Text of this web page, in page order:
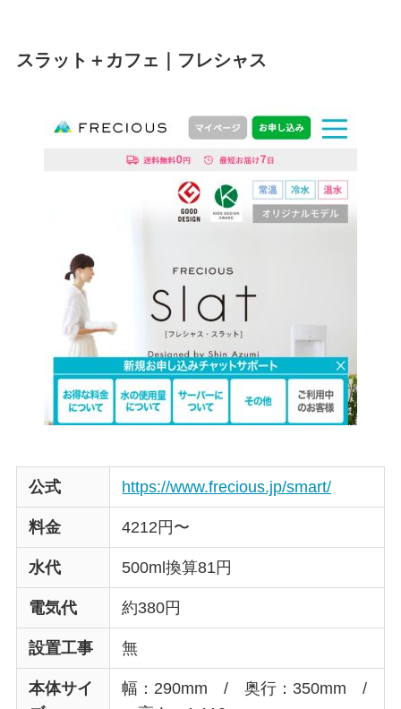
スラット＋カフェ｜フレシャス
公式 https://www.frecious.jp/smart/
料金 4212円〜
水代 500ml換算81円
電気代 約380円
設置工事 無
本体サイ
幅：290mm / 奥行：350mm /